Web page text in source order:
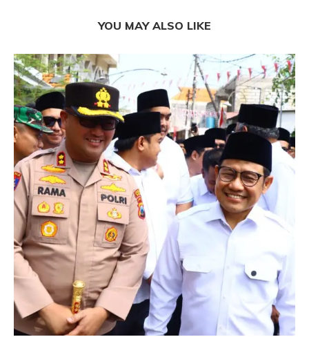
YOU MAY ALSO LIKE